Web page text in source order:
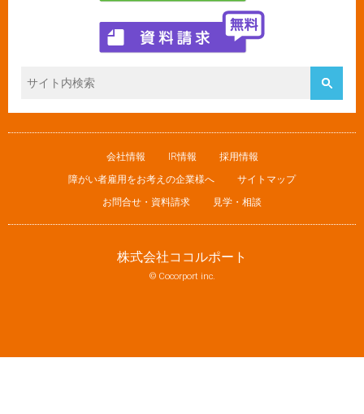
会社情報 IR情報
採用情報
障がい者雇用をお考えの企業様へ
サイトマップ
お問合せ・資料請求
見学・相談
株式会社ココルポート
© Cocorport inc.